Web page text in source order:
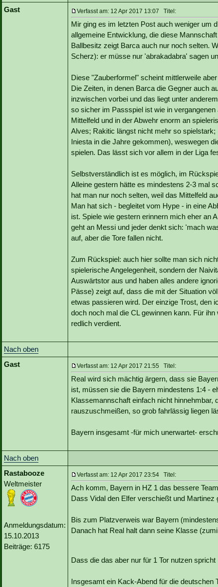
Gast Verfasst am: 12 Apr 2017 13:07 Titel:
Mir ging es im letzten Post auch weniger um
allgemeine Entwicklung, die diese
Ballbesitz zeigt Barca auch nur noch selten.
Scherz): er müsse nur 'abrakadabra' sagen
Diese "Zauberformel" scheint mittlerweile
Die Zeiten, in denen Barca die Gegner auch
inzwischen vorbei und das liegt unter
so sicher im Passspiel ist wie in
Mittelfeld und in der Abwehr enorm an
Alves; Rakitic längst nicht mehr so
Iniesta in die Jahre gekommen), weswegen
spielen. Das lässt sich vor allem in der Liga
Selbstverständlich ist es möglich, im
Alleine gestern hätte es mindestens 2-3 mal
hat man nur noch selten, weil das Mittelfeld
Man hat sich - begleitet vom Hype - in eine
ist. Spiele wie gestern erinnern mich eher an
geht an Messi und jeder denkt sich: 'mach
auf, aber die Tore fallen nicht.
Zum Rückspiel: auch hier sollte man sich
spielerische Angelegenheit, sondern der
Auswärtstor aus und haben alles andere
Pässe) zeigt auf, dass die mit der Situation
etwas passieren wird. Der einzige Trost, den
doch noch mal die CL gewinnen kann. Für
redlich verdient.
Nach oben
Gast
Verfasst am: 12 Apr 2017 21:55 Titel:
Real wird sich mächtig ärgern, dass sie
ist, müssen sie die Bayern mindestens 1:4 -
Klassemannschaft einfach nicht
rauszuschmeißen, so grob fahrlässig liegen
Bayern insgesamt -für mich unerwartet-
Nach oben
Rastabooze
Weltmeister
Anmeldungsdatum:
15.10.2013
Beiträge: 6175
Verfasst am: 12 Apr 2017 23:54 Titel:
Ach komm, Bayern in HZ 1 das bessere
Dass Vidal den Elfer verschießt und
Bis zum Platzverweis war Bayern
Danach hat Real halt dann seine Klasse
Dass die das aber nur für 1 Tor nutzen
Insgesamt ein Kack-Abend für die deutschen